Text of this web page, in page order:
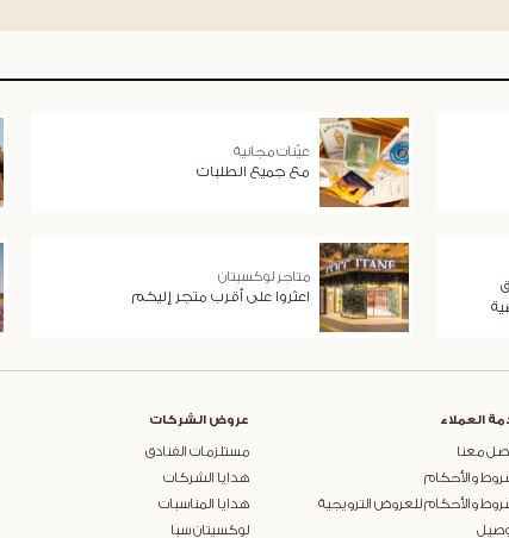
عيّنات مجانية
مع جميع الطلبات
متاجر لوكسيتان
اعثروا على أقرب متجر إليكم
العملاء
معنا
والأحكام
والأحكام للعروض الترويجية
عروض الشركات
مستلزمات الفنادق
هدايا الشركات
هدايا المناسبات
لوكسيتان سبا